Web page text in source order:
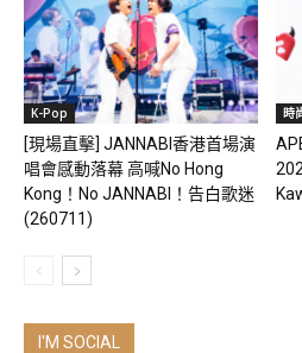
K-Pop
[現場直擊] JANNABI香港首場演
唱會感動落幕 高喊No Hong
Kong！No JANNABI！告白歌迷
(260711)
時
I'M SOCIAL